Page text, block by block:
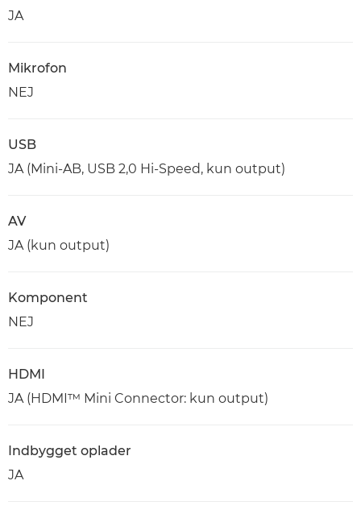
JA
Mikrofon
NEJ
USB
JA (Mini-AB, USB 2,0 Hi-Speed, kun output)
AV
JA (kun output)
Komponent
NEJ
HDMI
JA (HDMI™ Mini Connector: kun output)
Indbygget oplader
JA